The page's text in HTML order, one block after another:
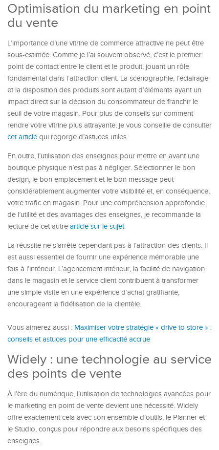
Optimisation du marketing en point
du vente
L’importance d’une vitrine de commerce attractive ne peut être
sous-estimée. Comme je l’ai souvent observé, c’est le premier
point de contact entre le client et le produit, jouant un rôle
fondamental dans l’attraction client. La scénographie, l’éclairage
et la disposition des produits sont autant d’éléments ayant un
impact direct sur la décision du consommateur de franchir le
seuil de votre magasin. Pour plus de conseils sur comment
rendre votre vitrine plus attrayante, je vous conseille de consulter
cet article qui regorge d’astuces utiles.
En outre, l’utilisation des enseignes pour mettre en avant une
boutique physique n’est pas à négliger. Sélectionner le bon
design, le bon emplacement et le bon message peut
considérablement augmenter votre visibilité et, en conséquence,
votre trafic en magasin. Pour une compréhension approfondie
de l’utilité et des avantages des enseignes, je recommande la
lecture de cet autre article sur le sujet.
La réussite ne s’arrête cependant pas à l’attraction des clients. Il
est aussi essentiel de fournir une expérience mémorable une
fois à l’intérieur. L’agencement intérieur, la facilité de navigation
dans le magasin et le service client contribuent à transformer
une simple visite en une expérience d’achat gratifiante,
encourageant la fidélisation de la clientèle.
Vous aimerez aussi : Maximiser votre stratégie « drive to store » :
conseils et astuces pour une efficacité accrue
Widely : une technologie au service
des points de vente
À l’ère du numérique, l’utilisation de technologies avancées pour
le marketing en point de vente devient une nécessité. Widely
offre exactement cela avec son ensemble d’outils, le Planner et
le Studio, conçus pour répondre aux besoins spécifiques des
enseignes.